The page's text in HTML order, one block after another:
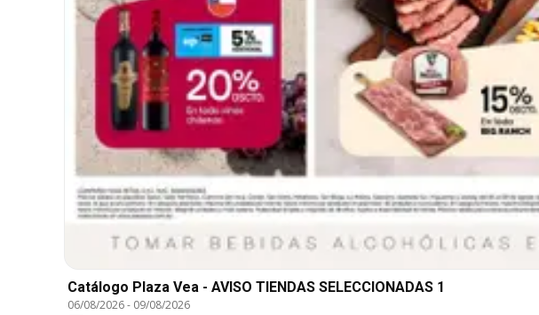
Catálogo Plaza Vea - AVISO TIENDAS SELECCIONADAS 1
06/08/2026- 09/08/2026